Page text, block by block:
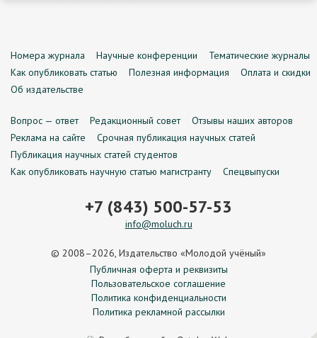
Номера журнала Научные конференции
Тематические журналы
Как опубликовать статью
Полезная информация
Оплата и скидки
Об издательстве
Вопрос — ответ Редакционный совет
Отзывы наших авторов
Реклама на сайте
Срочная публикация научных статей
Публикация научных статей студентов
Как опубликовать научную статью магистранту
Спецвыпуски
+7 (843) 500-57-53
info@moluch.ru
© 2008–2026, Издательство «Молодой учёный»
Публичная оферта и реквизиты
Пользовательское соглашение
Политика конфиденциальности
Политика рекламной рассылки